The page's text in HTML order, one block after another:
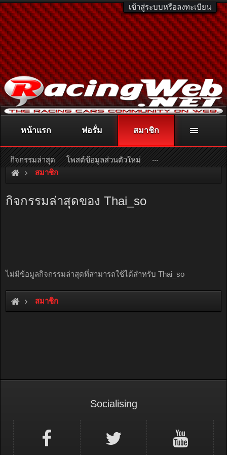
เข้าสู่ระบบหรือลงทะเบียน
ติดต่อลงโฆษณา racingweb@gmail.comหรือโทร. 081-811-1138
หรืออ่านรายละเอียดเพิ่มเติม คลิกที่นี่
สมาชิก
กิจกรรมล่าสุดของ Thai_so
ไม่มีข้อมูลกิจกรรมล่าสุดที่สามารถใช้ได้สำหรับ Thai_so
สมาชิก
หน้าแรก ฟอรั่ม สมาชิก
กิจกรรมล่าสุด โพสต์ข้อมูลส่วนตัวใหม่ ...
Socialising